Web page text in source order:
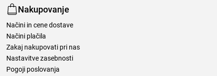
Nakupovanje
Načini in cene dostave
Načini plačila
Zakaj nakupovati pri nas
Nastavitve zasebnosti
Pogoji poslovanja